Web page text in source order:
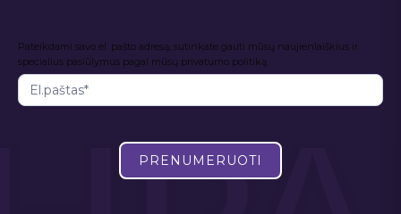
Naujienlaiškis
Pateikdami savo el. pašto adresą, sutinkate gauti mūsų naujienlaiškius ir
specialius pasiūlymus pagal mūsų privatumo politiką.
PRENUMERUOTI
I
f